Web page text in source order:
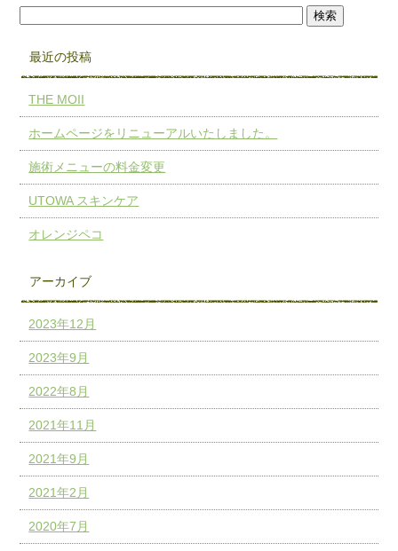
最近の投稿
THE MOII
ホームページをリニューアルいたしました。
施術メニューの料金変更
UTOWA スキンケア
オレンジペコ
アーカイブ
2023年12月
2023年9月
2022年8月
2021年11月
2021年9月
2021年2月
2020年7月